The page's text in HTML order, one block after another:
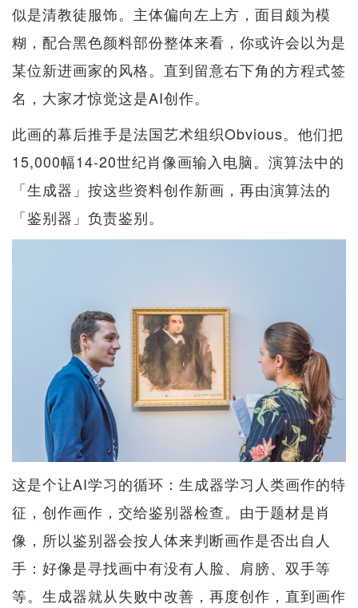
似是清教徒服饰。主体偏向左上方，面目颇为模
糊，配合黑色颜料部份整体来看，你或许会以为是
某位新进画家的风格。直到留意右下角的方程式签
名，大家才惊觉这是AI创作。
此画的幕后推手是法国艺术组织Obvious。他们把
15,000幅14-20世纪肖像画输入电脑。演算法中的
「生成器」按这些资料创作新画，再由演算法的
「鉴别器」负责鉴别。
这是个让AI学习的循环：生成器学习人类画作的特
征，创作画作，交给鉴别器检查。由于题材是肖
像，所以鉴别器会按人体来判断画作是否出自人
手：好像是寻找画中有没有人脸、肩膀、双手等
等。生成器就从失败中改善，再度创作，直到画作